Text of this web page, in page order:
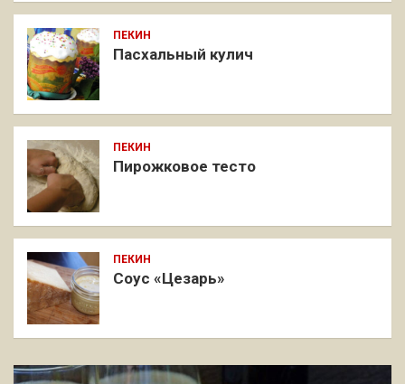
ПЕКИН
Пасхальный кулич
ПЕКИН
Пирожковое тесто
ПЕКИН
Соус «Цезарь»